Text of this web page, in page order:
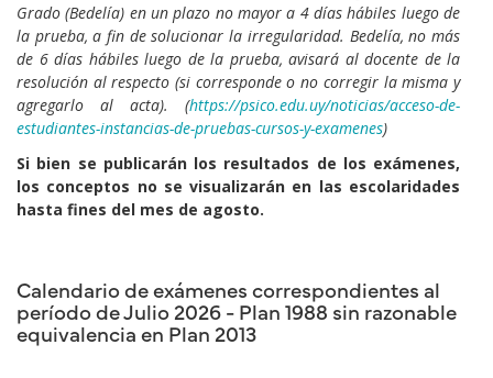
Grado (Bedelía) en un plazo no mayor a 4 días hábiles luego de
la prueba, a fin de solucionar la irregularidad. Bedelía, no más
de 6 días hábiles luego de la prueba, avisará al docente de la
resolución al respecto (si corresponde o no corregir la misma y
agregarlo al acta). (https://psico.edu.uy/noticias/acceso-de-
estudiantes-instancias-de-pruebas-cursos-y-examenes)
Si bien se publicarán los resultados de los exámenes,
los conceptos no se visualizarán en las escolaridades
hasta fines del mes de agosto.
Calendario de exámenes correspondientes al
período de Julio 2026 - Plan 1988 sin razonable
equivalencia en Plan 2013